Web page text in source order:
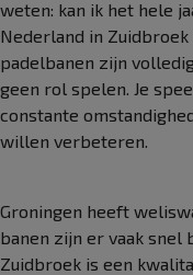
weten: kan ik het hele
Nederland in
padelbanen zijn
geen rol spelen. Je
constante
willen verbeteren.
Groningen heeft
banen zijn er vaak snel
Zuidbroek is een